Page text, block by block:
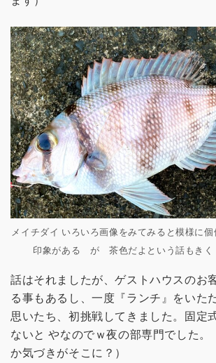
メイチダイ いろいろ画像をみてみると模様に
印象がある が 茶色だよという話もき
話はそれましたが、ゲストハウスのお
る事もあるし、一度『ランチ』をいた
思いたち、初挑戦してきました。固定
ないと やなのでｗ夜の部専門でした。
か気づきがそこに？）